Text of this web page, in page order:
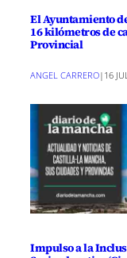
El Ayuntamiento
16 kilómetros de
Provincial
ANGEL CARRERO| 16
Impulso a la